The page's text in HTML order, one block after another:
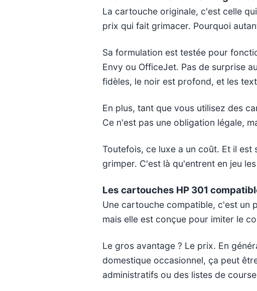
La cartouche originale, c'est celle
prix qui fait grimacer. Pourquoi
Sa formulation est testée pour
Envy ou OfficeJet. Pas de surprise
fidèles, le noir est profond, et les
En plus, tant que vous utilisez des
Ce n'est pas une obligation légale,
Toutefois, ce luxe a un coût. Et il
grimper. C'est là qu'entrent en jeu
Les cartouches HP 301
Une cartouche compatible, c'est un
mais elle est conçue pour imiter le
Le gros avantage ? Le prix. En
domestique occasionnel, ça peut
administratifs ou des listes de